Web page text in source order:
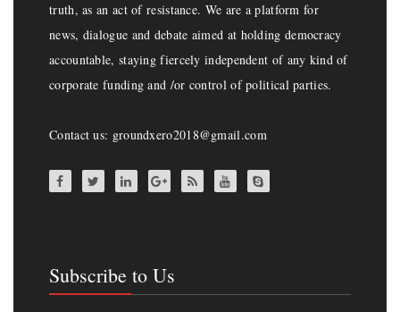
truth, as an act of resistance. We are a platform for
news, dialogue and debate aimed at holding democracy
accountable, staying fiercely independent of any kind of
corporate funding and /or control of political parties.
Contact us: groundxero2018@gmail.com
Subscribe to Us